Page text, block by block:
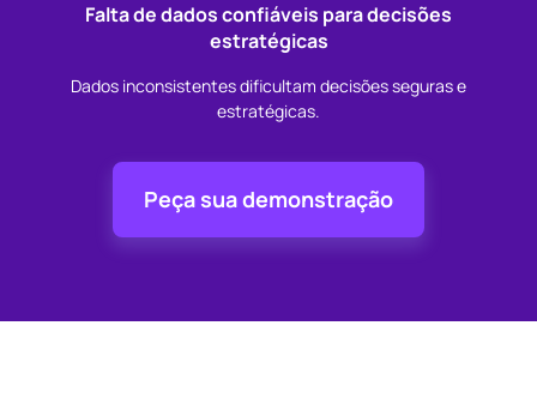
Falta de dados confiáveis para decisões
estratégicas
Dados inconsistentes dificultam decisões seguras e
estratégicas.
Peça sua demonstração